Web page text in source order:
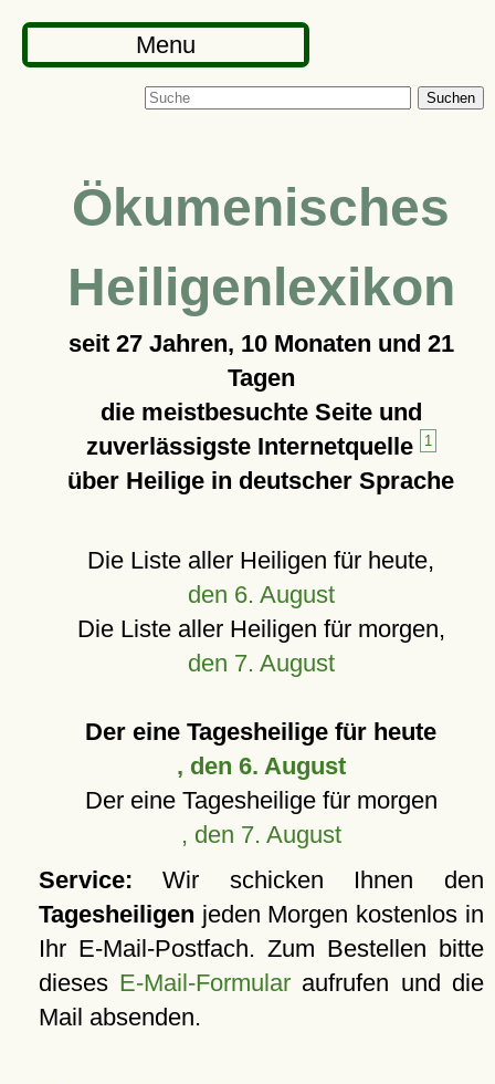
Menu
Suchen
Ökumenisches
Heiligenlexikon
seit 27 Jahren, 10 Monaten und 21
Tagen
die meistbesuchte Seite und
zuverlässigste Internetquelle
1
über Heilige in deutscher Sprache
Die Liste aller Heiligen für heute,
den 6. August
Die Liste aller Heiligen für morgen,
den 7. August
Der eine Tagesheilige für heute
, den 6. August
Der eine Tagesheilige für morgen
, den 7. August
Service: Wir schicken Ihnen den
Tagesheiligen jeden Morgen kostenlos in
Ihr E-Mail-Postfach. Zum Bestellen bitte
dieses E-Mail-Formular aufrufen und die
Mail absenden.